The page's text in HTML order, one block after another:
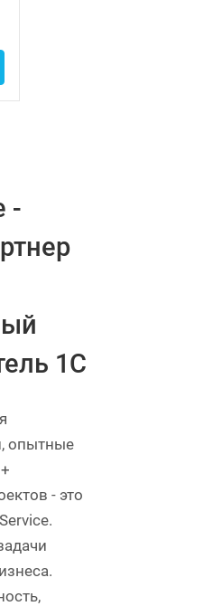
-
1С
опытные
- это